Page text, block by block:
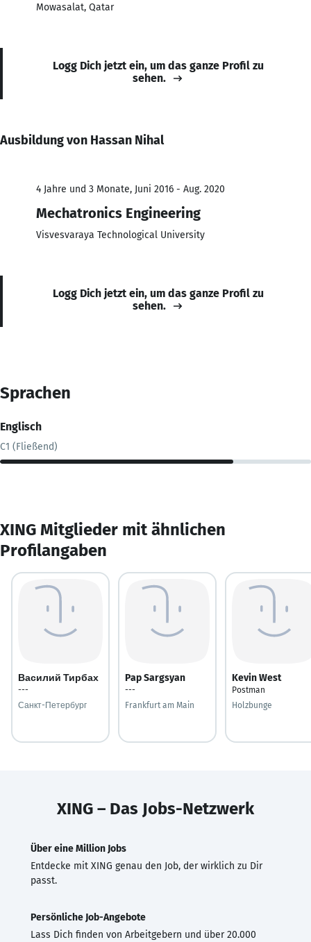
Mowasalat, Qatar
Logg Dich jetzt ein, um das ganze Profil zu
sehen.
Ausbildung von Hassan Nihal
4 Jahre und 3 Monate, Juni 2016 - Aug. 2020
Mechatronics Engineering
Visvesvaraya Technological University
Logg Dich jetzt ein, um das ganze Profil zu
sehen.
Sprachen
Englisch
C1 (Fließend)
XING Mitglieder mit ähnlichen
Profilangaben
Василий Тирбах
---
Санкт-Петербург
Pap Sargsyan
---
Frankfurt am Main
Kevin West
Postman
Holzbunge
XING – Das Jobs-Netzwerk
Über eine Million Jobs
Entdecke mit XING genau den Job, der wirklich zu Dir
passt.
Persönliche Job-Angebote
Lass Dich finden von Arbeitgebern und über 20.000